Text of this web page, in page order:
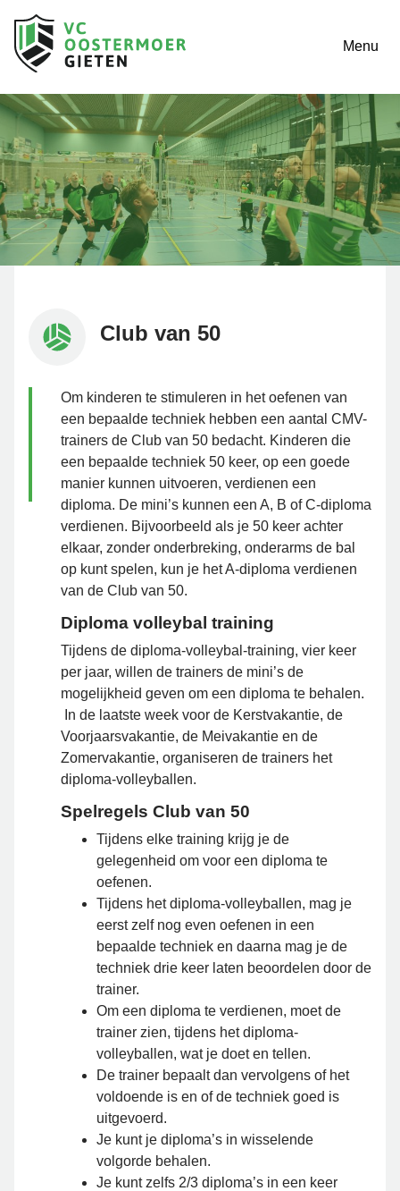
Menu
Club van 50
Om kinderen te stimuleren in het oefenen van
een bepaalde techniek hebben een aantal CMV-
trainers de Club van 50 bedacht. Kinderen die
een bepaalde techniek 50 keer, op een goede
manier kunnen uitvoeren, verdienen een
diploma. De mini’s kunnen een A, B of C-diploma
verdienen. Bijvoorbeeld als je 50 keer achter
elkaar, zonder onderbreking, onderarms de bal
op kunt spelen, kun je het A-diploma verdienen
van de Club van 50.
Diploma volleybal training
Tijdens de diploma-volleybal-training, vier keer
per jaar, willen de trainers de mini’s de
mogelijkheid geven om een diploma te behalen.
In de laatste week voor de Kerstvakantie, de
Voorjaarsvakantie, de Meivakantie en de
Zomervakantie, organiseren de trainers het
diploma-volleyballen.
Spelregels Club van 50
Tijdens elke training krijg je de
gelegenheid om voor een diploma te
oefenen.
Tijdens het diploma-volleyballen, mag je
eerst zelf nog even oefenen in een
bepaalde techniek en daarna mag je de
techniek drie keer laten beoordelen door de
trainer.
Om een diploma te verdienen, moet de
trainer zien, tijdens het diploma-
volleyballen, wat je doet en tellen.
De trainer bepaalt dan vervolgens of het
voldoende is en of de techniek goed is
uitgevoerd.
Je kunt je diploma’s in wisselende
volgorde behalen.
Je kunt zelfs 2/3 diploma’s in een keer